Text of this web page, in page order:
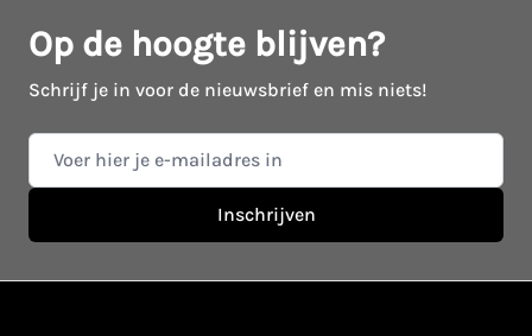
Op de hoogte blijven?
Schrijf je in voor de nieuwsbrief en mis niets!
E-mail adres
Inschrijven